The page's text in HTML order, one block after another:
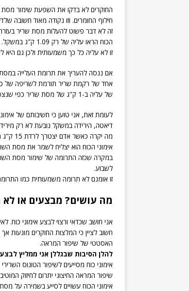
החוקרים לא בדקו את השפעת שימור
חילוף החומרים. וזו נקודה מאוד חשובה
זה לא דבר פשוט להעלות מסת שריר
הכוח הראו עליה של רק 1.09 ק"ג במשקל.
זו לא עליה כל כך משמעותית ולכן גם
אם ננסה להעריך את תרומת העלייה
של עליה ב-1 ק"ג של מסת שריר כפי שנצפתה בנבדקי קבוצת אימון הכוח, לא תתרום לירידה במשקל ולשריפת שומן.
לעומת זאת, אני טוען כי חשיבותם של
דיאטה, הירידה במשקל נובעת לא רק
אימוני הכוח הוא יצליח לשמר את מסת
לשבוע.
זו אומנם לא תרומה משמעותית כמו
מה עושים? מבצעים או לא
אני חושב שכדאי ורצוי לבצע אימוני כוח.
חשוב לציין כי המלצות החוקרים מונעות
האסטטי של שיפור המראה.
להלן הסיבות שבגללן אני ממליץ
אימוני כוח מסייעים לשיפור הטונוס
שיפור המראה החיצוני יתרום לחיזוק
אימוני הכוח עשויים לסייע בשמירה על